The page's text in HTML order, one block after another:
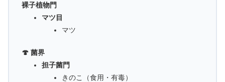
裸子植物門
マツ目
マツ
🍄 菌界
担子菌門
きのこ（食用・有毒）